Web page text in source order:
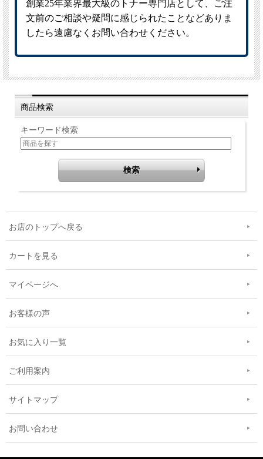
商品検索
キーワード検索
お店のトップへ戻る
カートを見る
マイページへ
お客様の声
お気に入り一覧
ご利用案内
サイトマップ
お問い合わせ